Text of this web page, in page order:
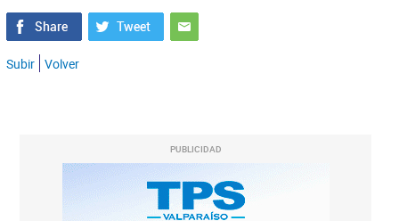
Subir Volver
PUBLICIDAD